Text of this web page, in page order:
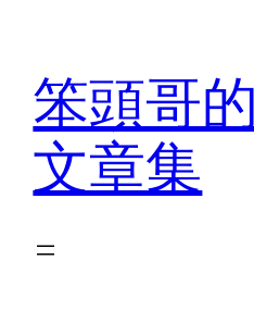
content
笨頭哥
文章集